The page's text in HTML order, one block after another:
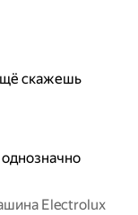
скажешь
Electrolux